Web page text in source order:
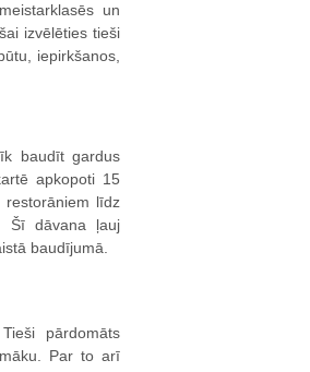
un
izvēlēties tieši
iepirkšanos,
baudīt gardus
apkopoti 15
līdz
Šī dāvana ļauj
baudījumā.
pārdomāts
Par to arī